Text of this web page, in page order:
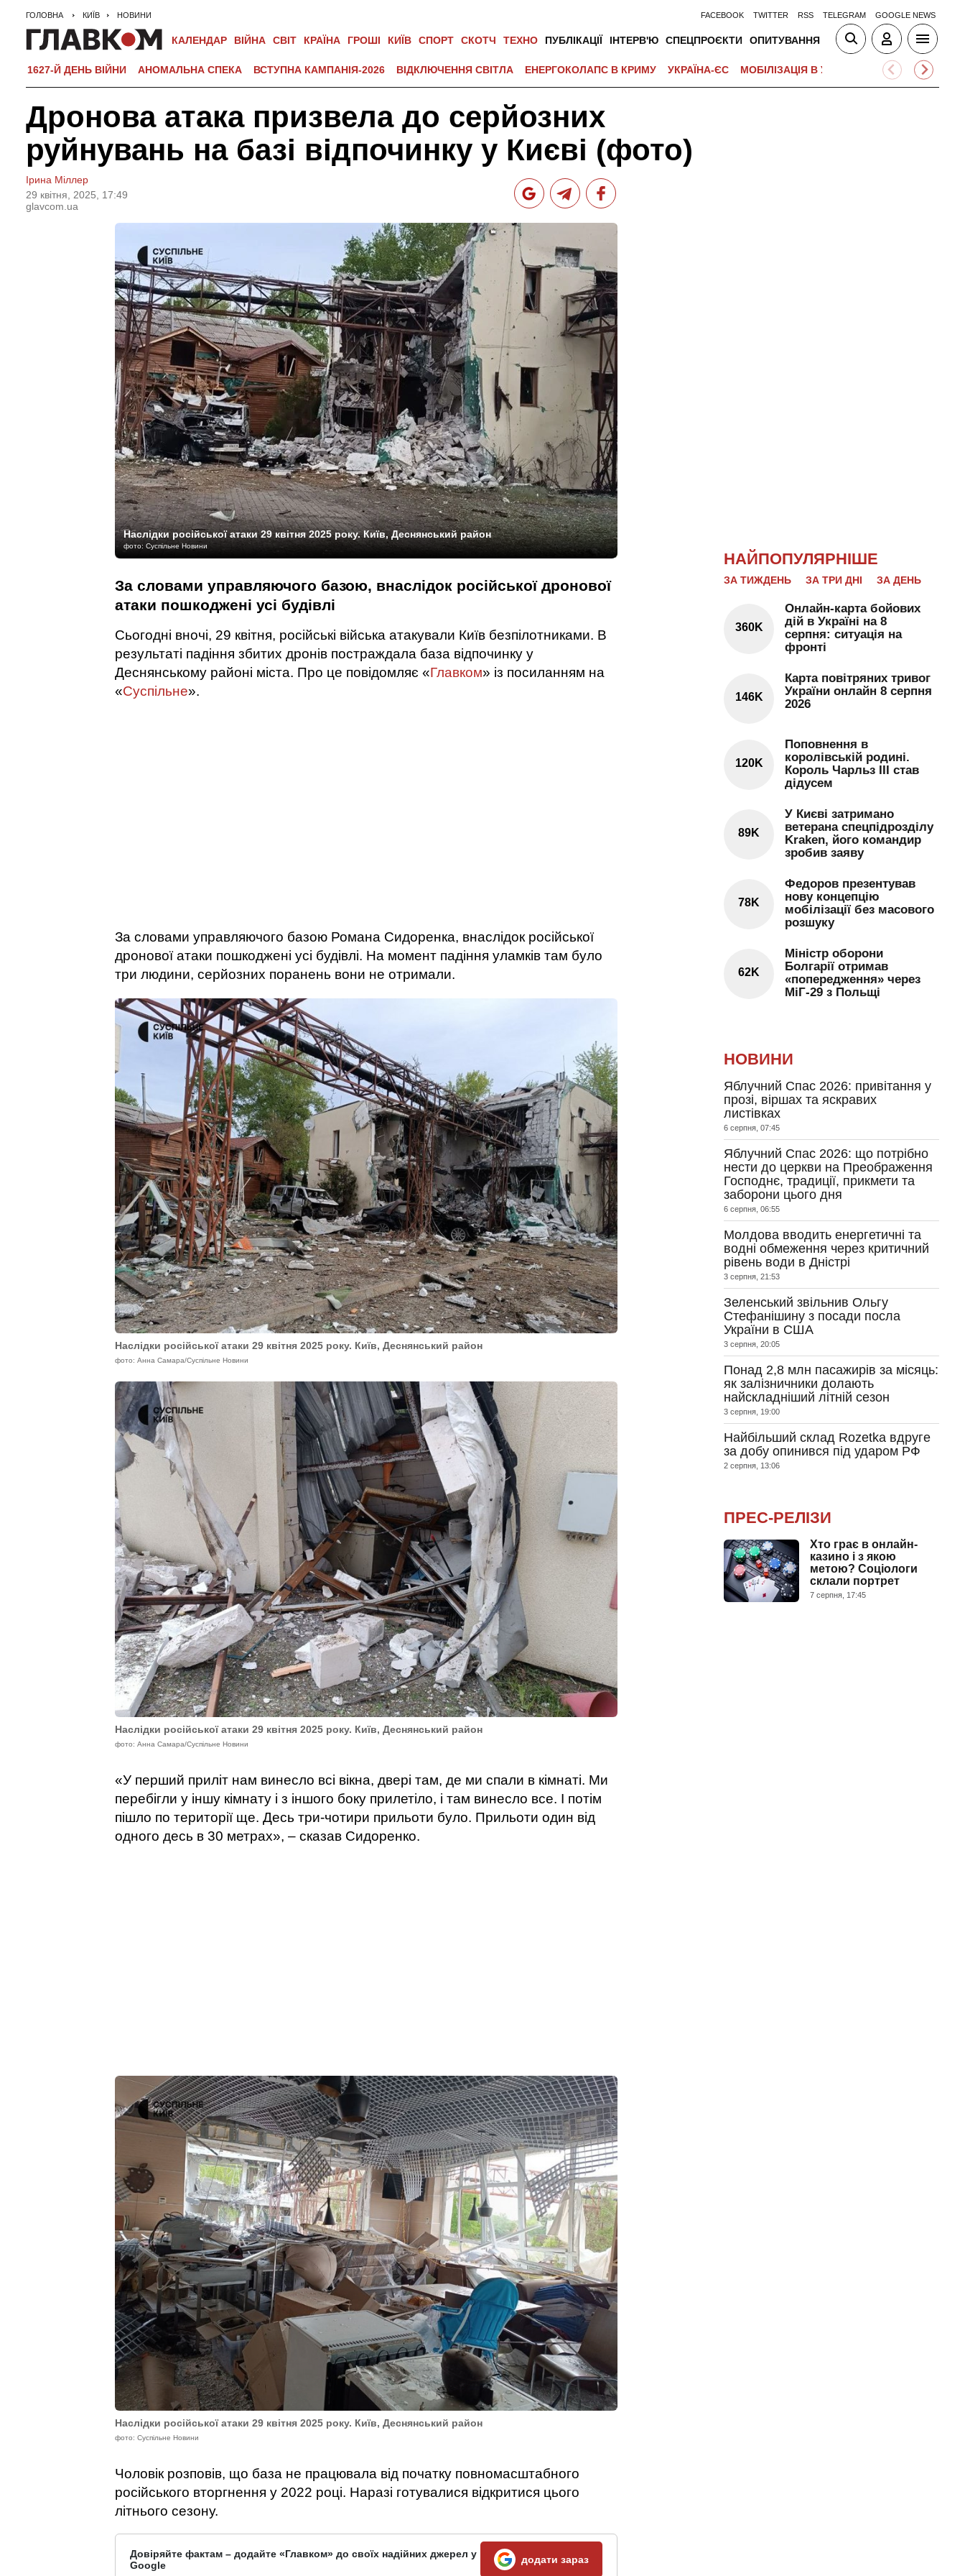
ГОЛОВНА КИЇВ НОВИНИ FACEBOOK TWITTER RSS TELEGRAM GOOGLE NEWS
КАЛЕНДАР ВІЙНА СВІТ КРАЇНА ГРОШІ КИЇВ СПОРТ СКОТЧ ТЕХНО ПУБЛІКАЦІЇ ІНТЕРВ'Ю СПЕЦПРОЄКТИ ОПИТУВАННЯ
1627-Й ДЕНЬ ВІЙНИ АНОМАЛЬНА СПЕКА ВСТУПНА КАМПАНІЯ-2026 ВІДКЛЮЧЕННЯ СВІТЛА ЕНЕРГОКОЛАПС В КРИМУ УКРАЇНА-ЄС МОБІЛІЗАЦІЯ В УКРАЇНІ ВІЙНА НА
Дронова атака призвела до серйозних
руйнувань на базі відпочинку у Києві (фото)
Ірина Міллер
29 квiтня, 2025, 17:49
glavcom.ua
Наслідки російської атаки 29 квітня 2025 року. Київ, Деснянський район
фото: Суспільне Новини
За словами управляючого базою, внаслідок російської дронової
атаки пошкоджені усі будівлі
Сьогодні вночі, 29 квітня, російські війська атакували Київ безпілотниками. В
результаті падіння збитих дронів постраждала база відпочинку у
Деснянському районі міста. Про це повідомляє «Главком» із посиланням на
«Суспільне».
За словами управляючого базою Романа Сидоренка, внаслідок російської
дронової атаки пошкоджені усі будівлі. На момент падіння уламків там було
три людини, серйозних поранень вони не отримали.
Наслідки російської атаки 29 квітня 2025 року. Київ, Деснянський район
фото: Анна Самара/Суспільне Новини
Наслідки російської атаки 29 квітня 2025 року. Київ, Деснянський район
фото: Анна Самара/Суспільне Новини
«У перший приліт нам винесло всі вікна, двері там, де ми спали в кімнаті. Ми
перебігли у іншу кімнату і з іншого боку прилетіло, і там винесло все. І потім
пішло по території ще. Десь три-чотири прильоти було. Прильоти один від
одного десь в 30 метрах», – сказав Сидоренко.
Наслідки російської атаки 29 квітня 2025 року. Київ, Деснянський район
фото: Суспільне Новини
Чоловік розповів, що база не працювала від початку повномасштабного
російського вторгнення у 2022 році. Наразі готувалися відкритися цього
літнього сезону.
Довіряйте фактам – додайте «Главком» до своїх надійних джерел у
Google
додати зараз
НАЙПОПУЛЯРНІШЕ
ЗА ТИЖДЕНЬ ЗА ТРИ ДНІ ЗА ДЕНЬ
360K
Онлайн-карта бойових
дій в Україні на 8
серпня: ситуація на
фронті
146K
Карта повітряних тривог
України онлайн 8 серпня
2026
120K
Поповнення в
королівській родині.
Король Чарльз III став
дідусем
89K
У Києві затримано
ветерана спецпідрозділу
Kraken, його командир
зробив заяву
78K
Федоров презентував
нову концепцію
мобілізації без масового
розшуку
62K
Міністр оборони
Болгарії отримав
«попередження» через
МіГ-29 з Польщі
НОВИНИ
Яблучний Спас 2026: привітання у
прозі, віршах та яскравих
листівках
6 серпня, 07:45
Яблучний Спас 2026: що потрібно
нести до церкви на Преображення
Господнє, традиції, прикмети та
заборони цього дня
6 серпня, 06:55
Молдова вводить енергетичні та
водні обмеження через критичний
рівень води в Дністрі
3 серпня, 21:53
Зеленський звільнив Ольгу
Стефанішину з посади посла
України в США
3 серпня, 20:05
Понад 2,8 млн пасажирів за місяць:
як залізничники долають
найскладніший літній сезон
3 серпня, 19:00
Найбільший склад Rozetka вдруге
за добу опинився під ударом РФ
2 серпня, 13:06
ПРЕС-РЕЛІЗИ
Хто грає в онлайн-
казино і з якою
метою? Соціологи
склали портрет
7 серпня, 17:45